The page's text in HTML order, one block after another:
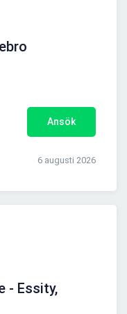
Ansök
6 augusti 2026
- Essity,